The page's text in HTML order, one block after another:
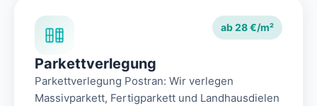
ab 28 €/m²
Parkettverlegung
Parkettverlegung Postran: Wir verlegen
Massivparkett, Fertigparkett und Landhausdielen